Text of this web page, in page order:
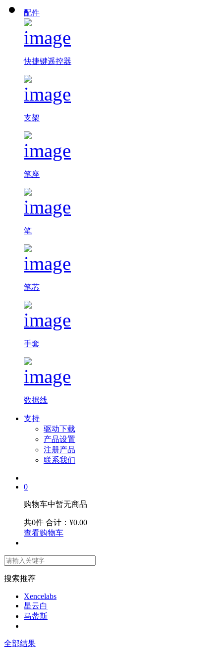
配件
快捷键遥控器
支架
笔座
笔
笔芯
手套
数据线
支持
驱动下载
产品设置
注册产品
联系我们
0
购物车中暂无商品
共0件 合计：¥0.00
查看购物车
搜索推荐
Xencelabs
星云白
马蒂斯
全部结果